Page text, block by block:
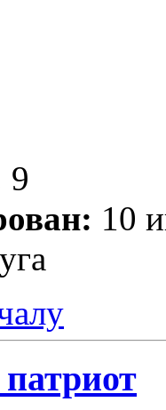
9
10